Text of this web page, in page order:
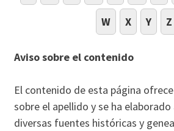
W X Y Z
Aviso sobre el contenido
El contenido de esta página
sobre el apellido y se ha
diversas fuentes históricas y